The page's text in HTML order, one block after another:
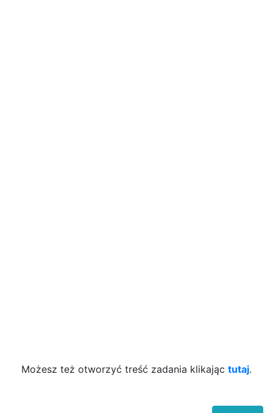
Możesz też otworzyć treść zadania klikając tutaj.